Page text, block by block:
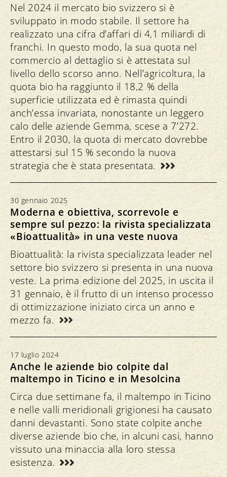
Nel 2024 il mercato bio svizzero si è
sviluppato in modo stabile. Il settore ha
realizzato una cifra d’affari di 4,1 miliardi di
franchi. In questo modo, la sua quota nel
commercio al dettaglio si è attestata sul
livello dello scorso anno. Nell’agricoltura, la
quota bio ha raggiunto il 18,2 % della
superficie utilizzata ed è rimasta quindi
anch’essa invariata, nonostante un leggero
calo delle aziende Gemma, scese a 7’272.
Entro il 2030, la quota di mercato dovrebbe
attestarsi sul 15 % secondo la nuova
strategia che è stata presentata.
30 gennaio 2025
Moderna e obiettiva, scorrevole e
sempre sul pezzo: la rivista specializzata
«Bioattualità» in una veste nuova
Bioattualità: la rivista specializzata leader nel
settore bio svizzero si presenta in una nuova
veste. La prima edizione del 2025, in uscita il
31 gennaio, è il frutto di un intenso processo
di ottimizzazione iniziato circa un anno e
mezzo fa.
17 luglio 2024
Anche le aziende bio colpite dal
maltempo in Ticino e in Mesolcina
Circa due settimane fa, il maltempo in Ticino
e nelle valli meridionali grigionesi ha causato
danni devastanti. Sono state colpite anche
diverse aziende bio che, in alcuni casi, hanno
vissuto una minaccia alla loro stessa
esistenza.